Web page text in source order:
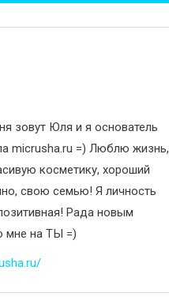
зовут Юля и я основатель
micrusha.ru =) Люблю жизнь,
косметику, хороший
свою семью! Я личность
Рада новым
мне на ТЫ =)